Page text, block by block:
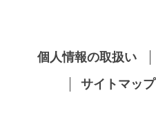
個人情報の取扱い
サイトマップ